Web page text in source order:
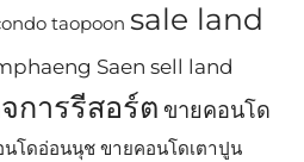
taopoon sale land
Saen sell land
การรีสอร์ต ขายคอนโด
นโดอ่อนนุช ขายคอนโดเตาปูน